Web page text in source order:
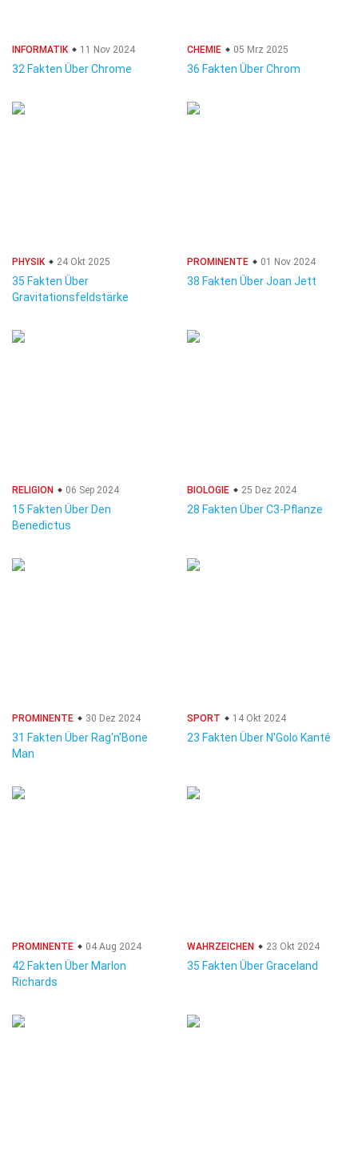
INFORMATIK 11 Nov 2024
32 Fakten Über Chrome
CHEMIE 05 Mrz 2025
36 Fakten Über Chrom
PHYSIK 24 Okt 2025
35 Fakten Über
Gravitationsfeldstärke
PROMINENTE 01 Nov 2024
38 Fakten Über Joan Jett
RELIGION 06 Sep 2024
15 Fakten Über Den
Benedictus
BIOLOGIE 25 Dez 2024
28 Fakten Über C3-Pflanze
PROMINENTE 30 Dez 2024
31 Fakten Über Rag'n'Bone
Man
SPORT 14 Okt 2024
23 Fakten Über N'Golo Kanté
PROMINENTE 04 Aug 2024
42 Fakten Über Marlon
Richards
WAHRZEICHEN 23 Okt 2024
35 Fakten Über Graceland